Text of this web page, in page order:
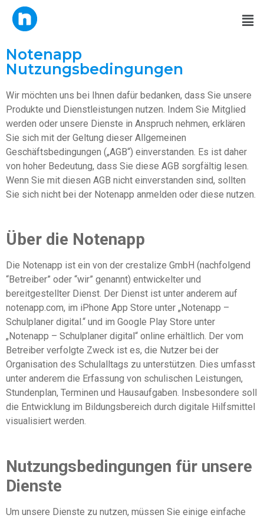
Notenapp
Nutzungsbedingungen
Wir möchten uns bei Ihnen dafür bedanken, dass Sie unsere
Produkte und Dienstleistungen nutzen. Indem Sie Mitglied
werden oder unsere Dienste in Anspruch nehmen, erklären
Sie sich mit der Geltung dieser Allgemeinen
Geschäftsbedingungen („AGB“) einverstanden. Es ist daher
von hoher Bedeutung, dass Sie diese AGB sorgfältig lesen.
Wenn Sie mit diesen AGB nicht einverstanden sind, sollten
Sie sich nicht bei der Notenapp anmelden oder diese nutzen.
Über die Notenapp
Die Notenapp ist ein von der crestalize GmbH (nachfolgend
“Betreiber” oder “wir” genannt) entwickelter und
bereitgestellter Dienst. Der Dienst ist unter anderem auf
notenapp.com, im iPhone App Store unter „Notenapp –
Schulplaner digital.“ und im Google Play Store unter
„Notenapp – Schulplaner digital“ online erhältlich. Der vom
Betreiber verfolgte Zweck ist es, die Nutzer bei der
Organisation des Schulalltags zu unterstützen. Dies umfasst
unter anderem die Erfassung von schulischen Leistungen,
Stundenplan, Terminen und Hausaufgaben. Insbesondere soll
die Entwicklung im Bildungsbereich durch digitale Hilfsmittel
visualisiert werden.
Nutzungsbedingungen für unsere
Dienste
Um unsere Dienste zu nutzen, müssen Sie einige einfache